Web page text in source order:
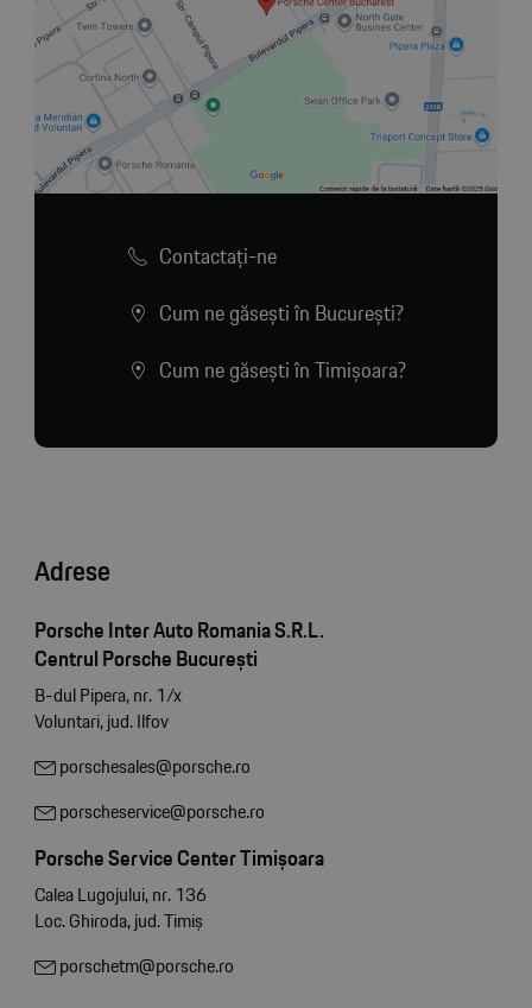
Contactaţi-ne
Cum ne găsești în București?
Cum ne găsești în Timișoara?
Adrese
Porsche Inter Auto Romania S.R.L.
Centrul Porsche București
B-dul Pipera, nr. 1/x
Voluntari, jud. Ilfov
porschesales@porsche.ro
porscheservice@porsche.ro
Porsche Service Center Timișoara
Calea Lugojului, nr. 136
Loc. Ghiroda, jud. Timiș
porschetm@porsche.ro